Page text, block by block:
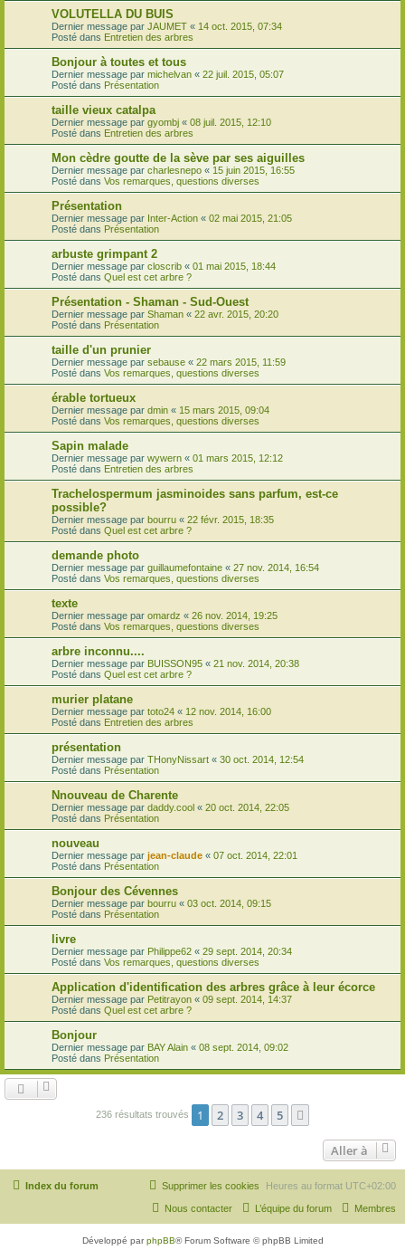
VOLUTELLA DU BUIS
Dernier message par JAUMET « 14 oct. 2015, 07:34
Posté dans Entretien des arbres
Bonjour à toutes et tous
Dernier message par michelvan « 22 juil. 2015, 05:07
Posté dans Présentation
taille vieux catalpa
Dernier message par gyombj « 08 juil. 2015, 12:10
Posté dans Entretien des arbres
Mon cèdre goutte de la sève par ses aiguilles
Dernier message par charlesnepo « 15 juin 2015, 16:55
Posté dans Vos remarques, questions diverses
Présentation
Dernier message par Inter-Action « 02 mai 2015, 21:05
Posté dans Présentation
arbuste grimpant 2
Dernier message par closcrib « 01 mai 2015, 18:44
Posté dans Quel est cet arbre ?
Présentation - Shaman - Sud-Ouest
Dernier message par Shaman « 22 avr. 2015, 20:20
Posté dans Présentation
taille d'un prunier
Dernier message par sebause « 22 mars 2015, 11:59
Posté dans Vos remarques, questions diverses
érable tortueux
Dernier message par dmin « 15 mars 2015, 09:04
Posté dans Vos remarques, questions diverses
Sapin malade
Dernier message par wywern « 01 mars 2015, 12:12
Posté dans Entretien des arbres
Trachelospermum jasminoides sans parfum, est-ce
possible?
Dernier message par bourru « 22 févr. 2015, 18:35
Posté dans Quel est cet arbre ?
demande photo
Dernier message par guillaumefontaine « 27 nov. 2014, 16:54
Posté dans Vos remarques, questions diverses
texte
Dernier message par omardz « 26 nov. 2014, 19:25
Posté dans Vos remarques, questions diverses
arbre inconnu....
Dernier message par BUISSON95 « 21 nov. 2014, 20:38
Posté dans Quel est cet arbre ?
murier platane
Dernier message par toto24 « 12 nov. 2014, 16:00
Posté dans Entretien des arbres
présentation
Dernier message par THonyNissart « 30 oct. 2014, 12:54
Posté dans Présentation
Nnouveau de Charente
Dernier message par daddy.cool « 20 oct. 2014, 22:05
Posté dans Présentation
nouveau
Dernier message par jean-claude « 07 oct. 2014, 22:01
Posté dans Présentation
Bonjour des Cévennes
Dernier message par bourru « 03 oct. 2014, 09:15
Posté dans Présentation
livre
Dernier message par Philippe62 « 29 sept. 2014, 20:34
Posté dans Vos remarques, questions diverses
Application d'identification des arbres grâce à leur écorce
Dernier message par Petitrayon « 09 sept. 2014, 14:37
Posté dans Quel est cet arbre ?
Bonjour
Dernier message par BAY Alain « 08 sept. 2014, 09:02
Posté dans Présentation
236 résultats trouvés 1 2 3 4 5
Aller à
Index du forum Heures au format UTC+02:00
Supprimer les cookies
Membres
L’équipe du forum
Nous contacter
Développé parphpBB® Forum Software © phpBB Limited